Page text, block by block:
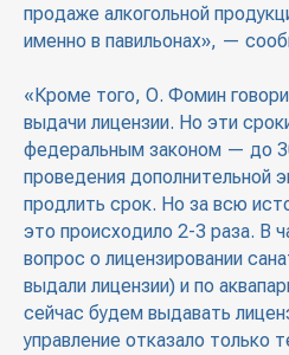
продаже алкогольной
именно в павильонах», —
«Кроме того, О. Фомин
выдачи лицензии. Но эти
федеральным законом — до
проведения
продлить срок. Но за всю
это происходило 2-3 раза. В
вопрос о лицензировании
выдали лицензии) и по
сейчас будем выдавать
управление отказало только